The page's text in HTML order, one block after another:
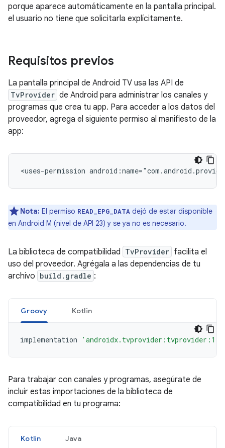
porque aparece automáticamente en la pantalla principal.
el usuario no tiene que solicitarla explícitamente.
Requisitos previos
La pantalla principal de Android TV usa las API de
TvProvider de Android para administrar los canales y
programas que crea tu app. Para acceder a los datos del
proveedor, agrega el siguiente permiso al manifiesto de la
app:
<uses-permission
Nota: El permiso READ_EPG_DATA dejó de estar disponible
en Android M (nivel de API 23) y se ya no es necesario.
La biblioteca de compatibilidad TvProvider facilita el
uso del proveedor. Agrégala a las dependencias de tu
archivo build.gradle :
Groovy Kotlin
implementation
Para trabajar con canales y programas, asegúrate de
incluir estas importaciones de la biblioteca de
compatibilidad en tu programa:
Kotlin Java